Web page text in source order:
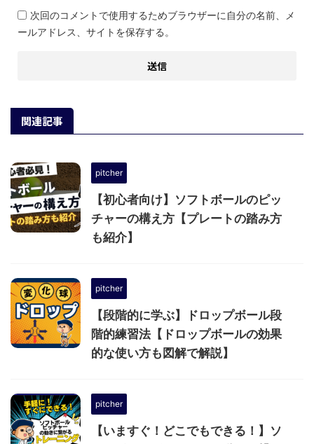
次回のコメントで使用するためブラウザーに自分の名前、メ
ールアドレス、サイトを保存する。
関連記事
pitcher
【初心者向け】ソフトボールのピッ
チャーの構え方【プレートの踏み方
も紹介】
pitcher
【段階的に学ぶ】ドロップボール段
階的練習法【ドロップボールの効果
的な使い方も図解で解説】
pitcher
【いますぐ！どこでもできる！】ソ